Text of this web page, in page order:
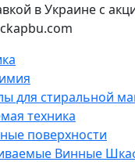
в Украине с
для стиральной
техника
поверхности
Винные